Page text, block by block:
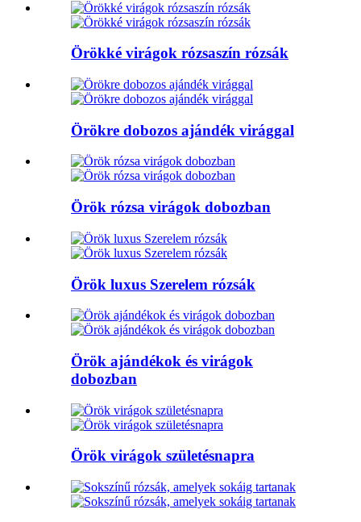
Örökké virágok rózsaszín rózsák
Örökre dobozos ajándék virággal
Örök rózsa virágok dobozban
Örök luxus Szerelem rózsák
Örök ajándékok és virágok
dobozban
Örök virágok születésnapra